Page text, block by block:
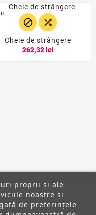
 
Cheie de strângere
262,32 lei
uri proprii și ale
noastre și
de preferințele